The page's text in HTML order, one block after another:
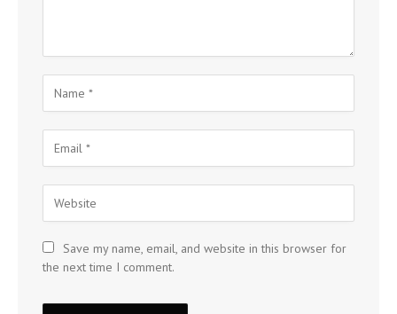
Save my name, email, and website in this browser for
the next time I comment.